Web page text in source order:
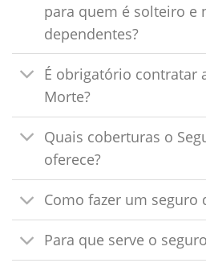
para quem é solteiro e
dependentes?
É obrigatório contratar
Morte?
Quais coberturas o
oferece?
Como fazer um seguro
Para que serve o